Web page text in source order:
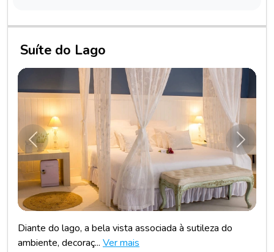
Suíte do Lago
Anterior
Diante do lago, a bela vista associada à sutileza do
ambiente, decoraç... Ver mais